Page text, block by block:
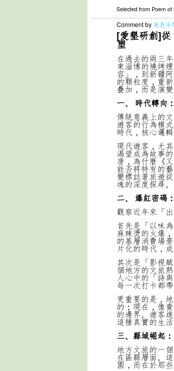
Selected from Poem of
Comment by 就是冷
[愛墾研創]
塑
在過去的兩三
東淄博的燒烤
容」，到新疆
的顆粒度，重
疊加，而是演
一、
時代轉向
傳統意義上的
遊客的行為模
時代，核心邏
現代遊客，尤
渴望成為故事
唐，為什麼《
能否將特有的
變標誌著旅遊
魂的深度探尋。
二、 爆紅密碼
觀察近年來「
首先是「以味
麻辣燙的火爆
的基層消費場
片化的時代，
其次是「影視
個地方的文旅
人心中的「詩
每一次打卡都
更重要的是，
的；現在，像
的邊界。遊客
這種真實的生
三、縣域崛起
地方文旅的一
在區縣層面。
園，而在於那